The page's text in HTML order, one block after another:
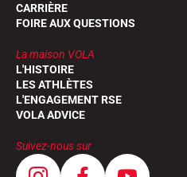
CARRIÈRE
FOIRE AUX QUESTIONS
La maison VOLA
L'HISTOIRE
LES ATHLÈTES
L'ENGAGEMENT RSE
VOLA ADVICE
Suivez-nous sur